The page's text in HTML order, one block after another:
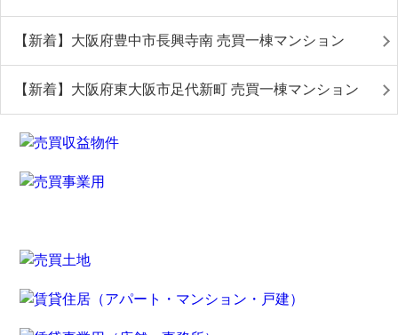
【新着】大阪府豊中市長興寺南 売買一棟マンション
【新着】大阪府東大阪市足代新町 売買一棟マンション